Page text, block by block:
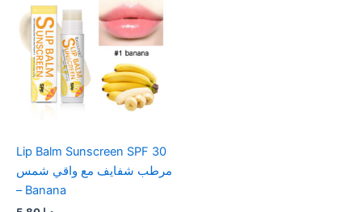
Lip Balm Sunscreen SPF 30
مرطب شفايف مع واقي شمس
– Banana